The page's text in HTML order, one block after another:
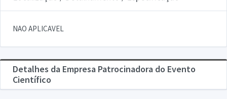
NAO APLICAVEL
Detalhes da Empresa Patrocinadora do Evento
Científico